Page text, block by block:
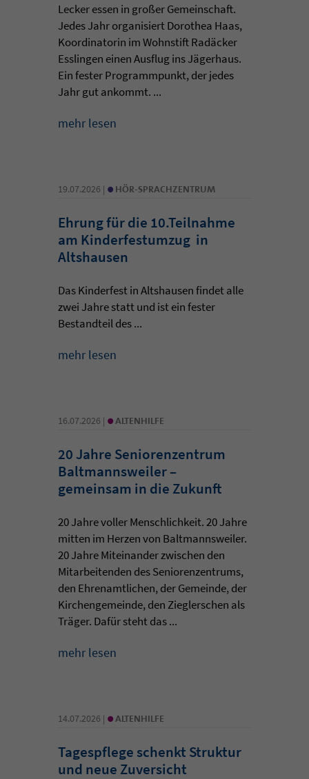
Lecker essen in großer Gemeinschaft.
Jedes Jahr organisiert Dorothea Haas,
Koordinatorin im Wohnstift Radäcker
Esslingen einen Ausflug ins Jägerhaus.
Ein fester Programmpunkt, der jedes
Jahr gut ankommt. ...
mehr lesen
19.07.2026 | • HÖR-SPRACHZENTRUM
Ehrung für die 10.Teilnahme
am Kinderfestumzug in
Altshausen
Das Kinderfest in Altshausen findet alle
zwei Jahre statt und ist ein fester
Bestandteil des ...
mehr lesen
16.07.2026 | • ALTENHILFE
20 Jahre Seniorenzentrum
Baltmannsweiler –
gemeinsam in die Zukunft
20 Jahre voller Menschlichkeit. 20 Jahre
mitten im Herzen von Baltmannsweiler.
20 Jahre Miteinander zwischen den
Mitarbeitenden des Seniorenzentrums,
den Ehrenamtlichen, der Gemeinde, der
Kirchengemeinde, den Zieglerschen als
Träger. Dafür steht das ...
mehr lesen
14.07.2026 | • ALTENHILFE
Tagespflege schenkt Struktur
und neue Zuversicht